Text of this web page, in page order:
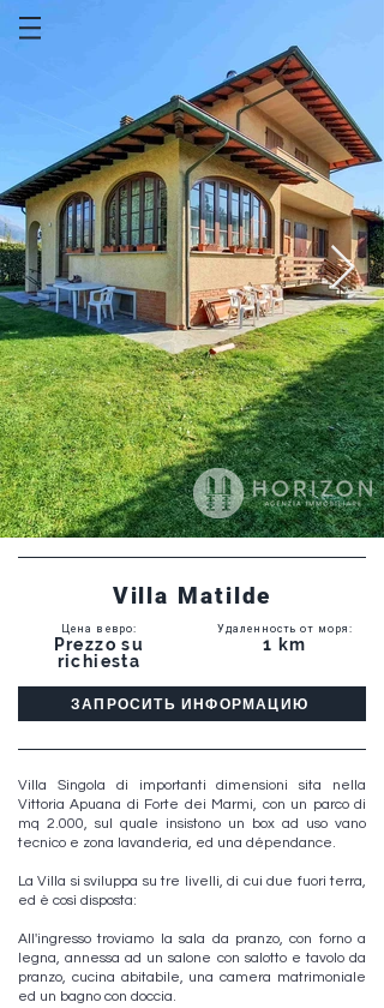
Villa Matilde
Цена в евро:
Prezzo su
richiesta
Удаленность от моря :
1 km
ЗАПРОСИТЬ ИНФОРМАЦИЮ
Villa Singola di importanti dimensioni sita nella
Vittoria Apuana di Forte dei Marmi, con un parco di
mq 2.000, sul quale insistono un box ad uso vano
tecnico e zona lavanderia, ed una dépendance.
La Villa si sviluppa su tre livelli, di cui due fuori terra,
ed è così disposta:
All'ingresso troviamo la sala da pranzo, con forno a
legna, annessa ad un salone con salotto e tavolo da
pranzo, cucina abitabile, una camera matrimoniale
ed un bagno con doccia.